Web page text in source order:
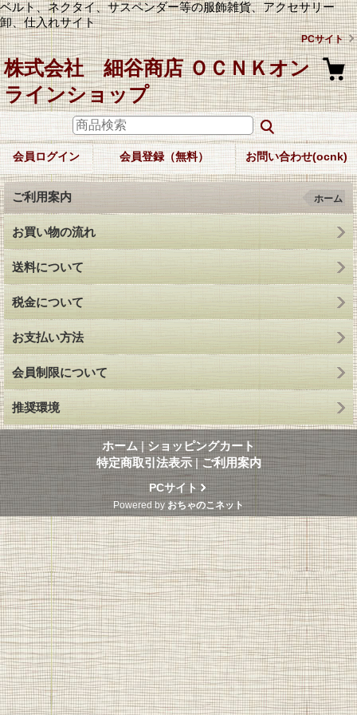
ベルト、ネクタイ、サスペンダー等の服飾雑貨、アクセサリー
卸、仕入れサイト
PCサイト
株式会社 細谷商店 ＯＣＮＫオン
ラインショップ
会員ログイン 会員登録（無料） お問い合わせ(ocnk)
ご利用案内 ホーム
お買い物の流れ
送料について
税金について
お支払い方法
会員制限について
推奨環境
ホーム | ショッピングカート
特定商取引法表示 | ご利用案内
PCサイト
Powered by おちゃのこネット